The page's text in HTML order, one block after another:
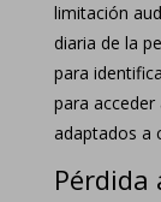
limitación
diaria de la
para
para
adaptados a
Pérdida